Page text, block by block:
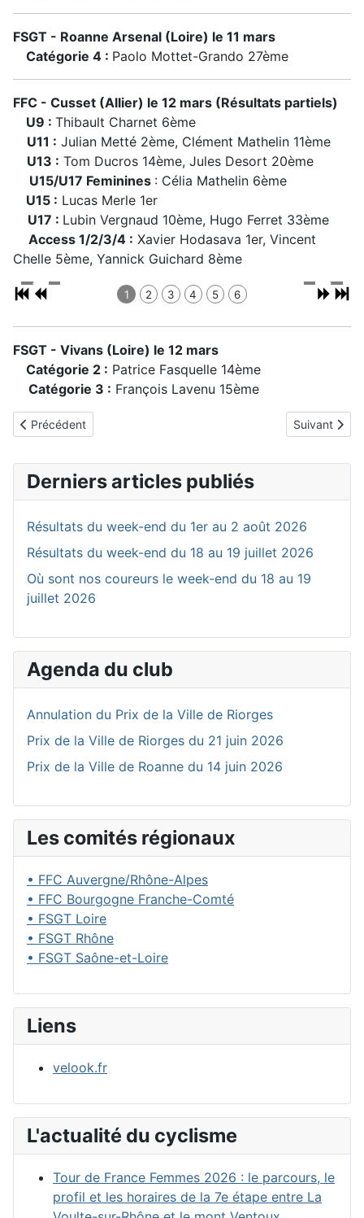
FSGT - Roanne Arsenal (Loire) le 11 mars
Catégorie 4 : Paolo Mottet-Grando 27ème
FFC - Cusset (Allier) le 12 mars (Résultats partiels)
U9 : Thibault Charnet 6ème
U11 : Julian Metté 2ème, Clément Mathelin 11ème
U13 : Tom Ducros 14ème, Jules Desort 20ème
U15/U17 Feminines : Célia Mathelin 6ème
U15 : Lucas Merle 1er
U17 : Lubin Vergnaud 10ème, Hugo Ferret 33ème
Access 1/2/3/4 : Xavier Hodasava 1er, Vincent
Chelle 5ème, Yannick Guichard 8ème
1 2 3 4 5 6
FSGT - Vivans (Loire) le 12 mars
Catégorie 2 : Patrice Fasquelle 14ème
Catégorie 3 : François Lavenu 15ème
Article précédent : Résultats du week-end du 18 au 19 mars
Précédent Article
Suivant
Derniers articles publiés
Résultats du week-end du 1er au 2 août 2026
Résultats du week-end du 18 au 19 juillet 2026
Où sont nos coureurs le week-end du 18 au 19
juillet 2026
Agenda du club
Annulation du Prix de la Ville de Riorges
Prix de la Ville de Riorges du 21 juin 2026
Prix de la Ville de Roanne du 14 juin 2026
Les comités régionaux
• FFC Auvergne/Rhône-Alpes
• FFC Bourgogne Franche-Comté
• FSGT Loire
• FSGT Rhône
• FSGT Saône-et-Loire
Liens
velook.fr
L'actualité du cyclisme
Tour de France Femmes 2026 : le parcours, le
profil et les horaires de la 7e étape entre La